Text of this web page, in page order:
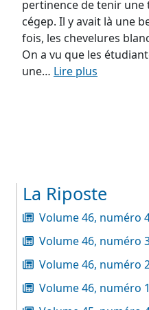
pertinence de tenir une
cégep. Il y avait là une
fois, les chevelures
On a vu que les
une… Lire plus
La Riposte
Volume 46, numéro
Volume 46, numéro
Volume 46, numéro
Volume 46, numéro 1